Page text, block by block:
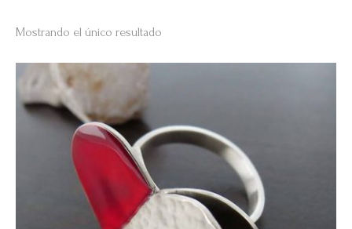
Mostrando el único resultado